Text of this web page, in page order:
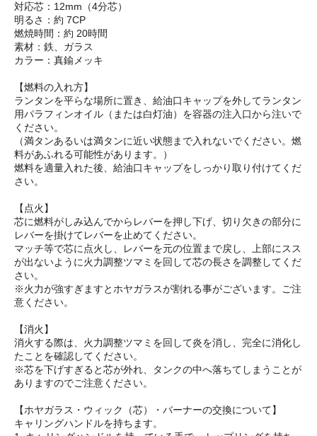
対応芯：12mm（4分芯）
明るさ：約 7CP
燃焼時間：約 20時間
素材：鉄、ガラス
カラー：真鍮メッキ
【燃料の入れ方】
ランタンを平らな場所に置き、給油口キャップを外してランタン
用パラフィンオイル（または白灯油）を容器の注入口から注いで
ください。
（満タンあるいは満タンに近い状態まで入れないでください。燃
料があふれる可能性があります。）
燃料を適量入れた後、給油口キャップをしっかり取り付けてくだ
さい。
【点火】
芯に燃料がしみ込んでからレバーを押し下げ、切り欠きの部分に
レバーを掛けてレバーを止めてください。
マッチ等で芯に点火し、レバーを元の位置まで戻し、上部にスス
が出ないように火力調整ツマミを回して芯の長さを調整してくだ
さい。
※火力が強すぎますとホヤガラスが割れる事がございます。ご注
意ください。
【消火】
消火する際は、火力調整ツマミを回して炎を消し、完全に消化し
たことを確認してください。
※芯を下げすぎると芯が外れ、タンクの中へ落ちてしまうことが
ありますのでご注意ください。
【ホヤガラス・ウィック（芯）・バーナーの交換について】
キャリングハンドルを持ちます。